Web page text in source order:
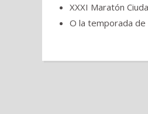
XXXI Maratón
O la temporada